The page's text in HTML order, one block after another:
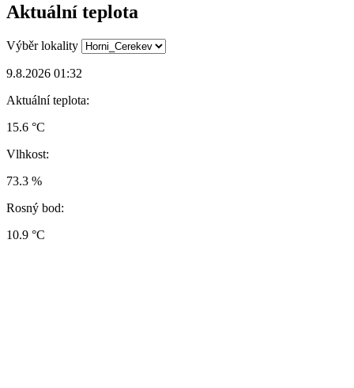
Aktuální teplota
Výběr lokality
9.8.2026 01:32
Aktuální teplota:
15.6 °C
Vlhkost:
73.3 %
Rosný bod:
10.9 °C